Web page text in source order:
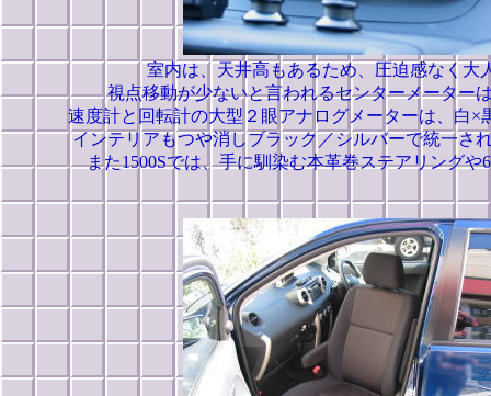
室内は、天井高もあるため、圧迫感なく大
視点移動が少ないと言われるセンターメーター
速度計と回転計の大型２眼アナログメーターは、白
インテリアもつや消しブラック／シルバーで統一さ
また1500Sでは、手に馴染む本革巻ステアリング